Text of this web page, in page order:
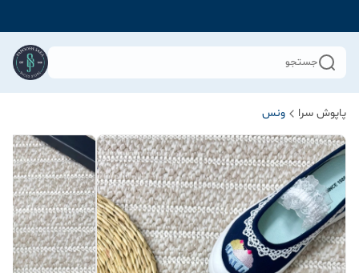
جستجو
پاپوش سرا ونس